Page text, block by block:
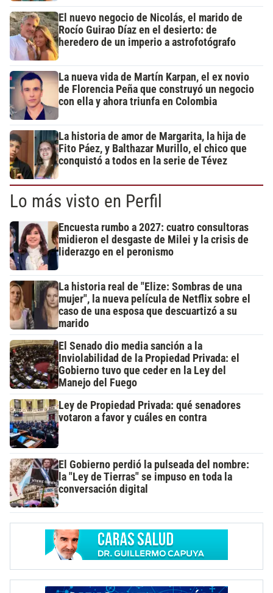
El nuevo negocio de Nicolás, el marido de
Rocío Guirao Díaz en el desierto: de
heredero de un imperio a astrofotógrafo
La nueva vida de Martín Karpan, el ex novio
de Florencia Peña que construyó un negocio
con ella y ahora triunfa en Colombia
La historia de amor de Margarita, la hija de
Fito Páez, y Balthazar Murillo, el chico que
conquistó a todos en la serie de Tévez
Lo más visto en Perfil
Encuesta rumbo a 2027: cuatro consultoras
midieron el desgaste de Milei y la crisis de
liderazgo en el peronismo
La historia real de "Elize: Sombras de una
mujer", la nueva película de Netflix sobre el
caso de una esposa que descuartizó a su
marido
El Senado dio media sanción a la
Inviolabilidad de la Propiedad Privada: el
Gobierno tuvo que ceder en la Ley del
Manejo del Fuego
Ley de Propiedad Privada: qué senadores
votaron a favor y cuáles en contra
El Gobierno perdió la pulseada del nombre:
la "Ley de Tierras" se impuso en toda la
conversación digital